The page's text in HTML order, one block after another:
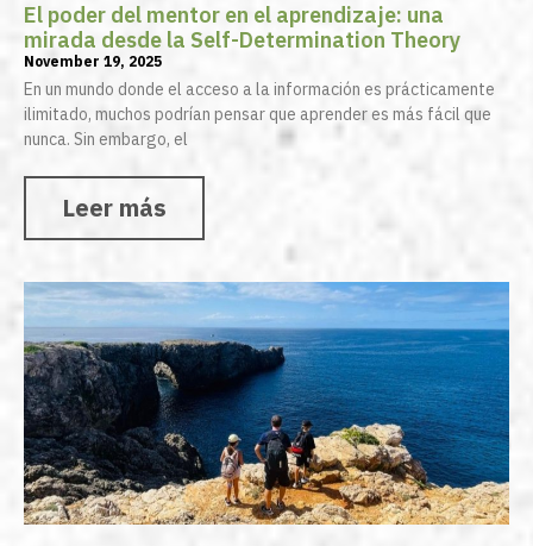
El poder del mentor en el aprendizaje: una
mirada desde la Self-Determination Theory
November 19, 2025
En un mundo donde el acceso a la información es prácticamente
ilimitado, muchos podrían pensar que aprender es más fácil que
nunca. Sin embargo, el
Leer más